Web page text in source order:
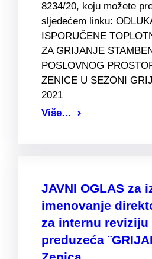
8234/20, koju možete
sljedećem linku:
ISPORUČENE
ZA GRIJANJE
POSLOVNOG
ZENICE U SEZONI
2021
Više…
JAVNI OGLAS za
imenovanje
za internu reviziju
preduzeća